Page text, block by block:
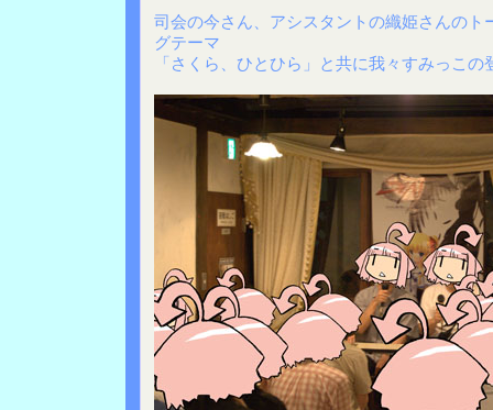
司会の今さん、アシスタントの織姫さんのト
グテーマ
「さくら、ひとひら」と共に我々すみっこ